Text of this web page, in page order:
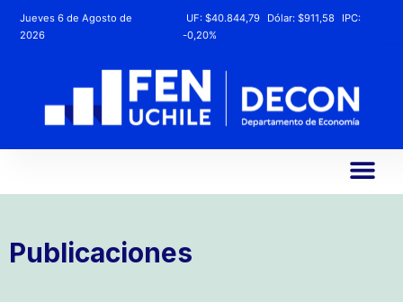
Jueves 6 de Agosto de
2026
UF:$40.844,79 Dólar:$911,58
IPC:
-0,20%
Publicaciones